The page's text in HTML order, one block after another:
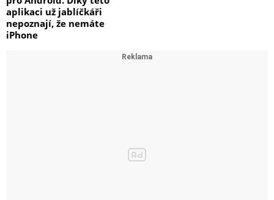
aplikaci už jablíčkáři
nepoznají, že nemáte
iPhone